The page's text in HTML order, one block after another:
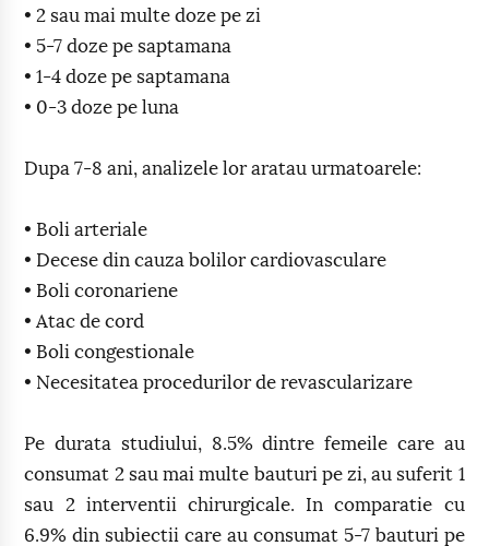
• 2 sau mai multe doze pe zi
• 5-7 doze pe saptamana
• 1-4 doze pe saptamana
• 0-3 doze pe luna
Dupa 7-8 ani, analizele lor aratau urmatoarele:
• Boli arteriale
• Decese din cauza bolilor cardiovasculare
• Boli coronariene
• Atac de cord
• Boli congestionale
• Necesitatea procedurilor de revascularizare
Pe durata studiului, 8.5% dintre femeile care au
consumat 2 sau mai multe bauturi pe zi, au suferit 1
sau 2 interventii chirurgicale. In comparatie cu
6.9% din subiectii care au consumat 5-7 bauturi pe